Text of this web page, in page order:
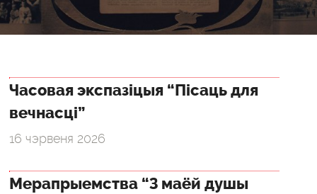
Часовая экспазіцыя “Пісаць для
вечнасці”
16 чэрвеня 2026
Мерапрыемства “З маёй душы